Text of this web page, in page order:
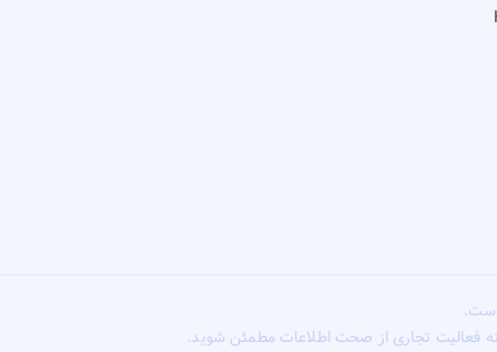
فعالیت تجاری از صحت اطلاعات مطمئن شوید.